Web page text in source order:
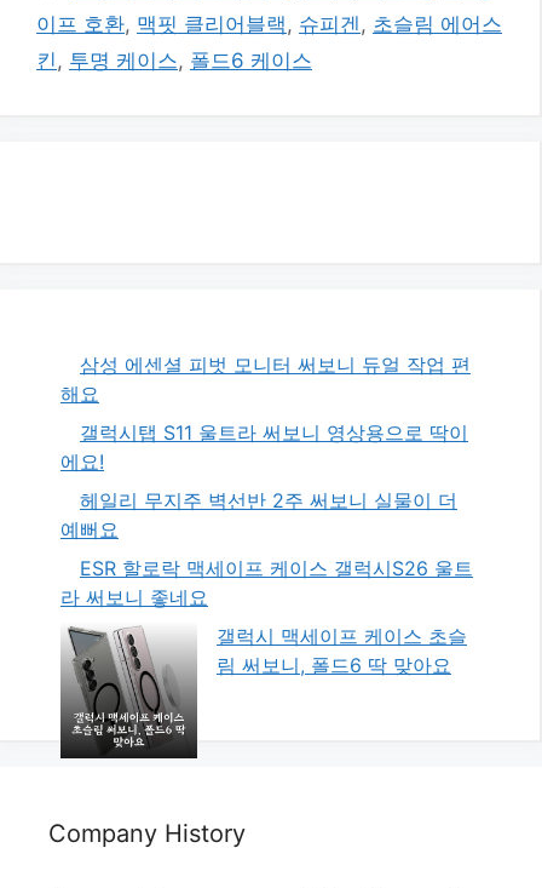
리
그
이프 호환, 맥핏 클리어블랙 , 슈피겐 , 초슬림 에어스
킨 , 투명 케이스, 폴드6 케이스
삼성 에센셜 피벗 모니터 써보니 듀얼 작업 편
해요
갤럭시탭 S11 울트라 써보니 영상용으로 딱이
에요!
헤일리 무지주 벽선반 2주 써보니 실물이 더
예뻐요
ESR 할로락 맥세이프 케이스 갤럭시S26 울트
라 써보니 좋네요
갤럭시 맥세이프 케이스 초슬
림 써보니, 폴드6 딱 맞아요
Company History